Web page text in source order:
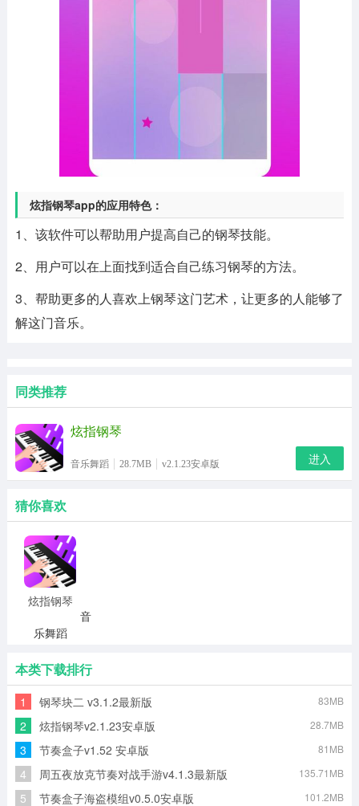
炫指钢琴app的应用特色：
1、该软件可以帮助用户提高自己的钢琴技能。
2、用户可以在上面找到适合自己练习钢琴的方法。
3、帮助更多的人喜欢上钢琴这门艺术，让更多的人能够了
解这门音乐。
同类推荐
炫指钢琴
音乐舞蹈 28.7MB v2.1.23安卓版 进入
猜你喜欢
炫指钢琴
音
乐舞蹈
安卓版
进入
本类下载排行
1 钢琴块二 v3.1.2最新版 83MB
2 炫指钢琴v2.1.23安卓版 28.7MB
3 节奏盒子v1.52 安卓版 81MB
4 周五夜放克节奏对战手游v4.1.3最新版 135.71MB
5 节奏盒子海盗模组v0.5.0安卓版 101.2MB